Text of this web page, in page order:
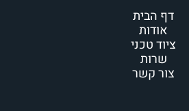
דף הבית
אודות
ציוד טכני
שרות
צור קשר